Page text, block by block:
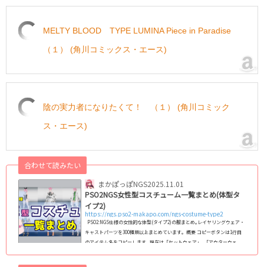
MELTY BLOOD TYPE LUMINA Piece in Paradise
（１） (角川コミックス・エース)
陰の実力者になりたくて！ （１） (角川コミック
ス・エース)
まかぽっぽNGS
合わせて読みたい
2025.11.01
PSO2NGS女性型コスチューム一覧まとめ(体型タ
イプ2)
https://ngs.pso2-makapo.com/ngs-costume-type2
PSO2:NGS仕様の女性的な体型(タイプ2)の服まとめ｡レイヤリングウェア・
キャストパーツを300種類以上まとめています｡ 概要 コピーボタンは1行目
のアイテム名をコピーします｡ 現在は「セットウェア」､「アウターウェ